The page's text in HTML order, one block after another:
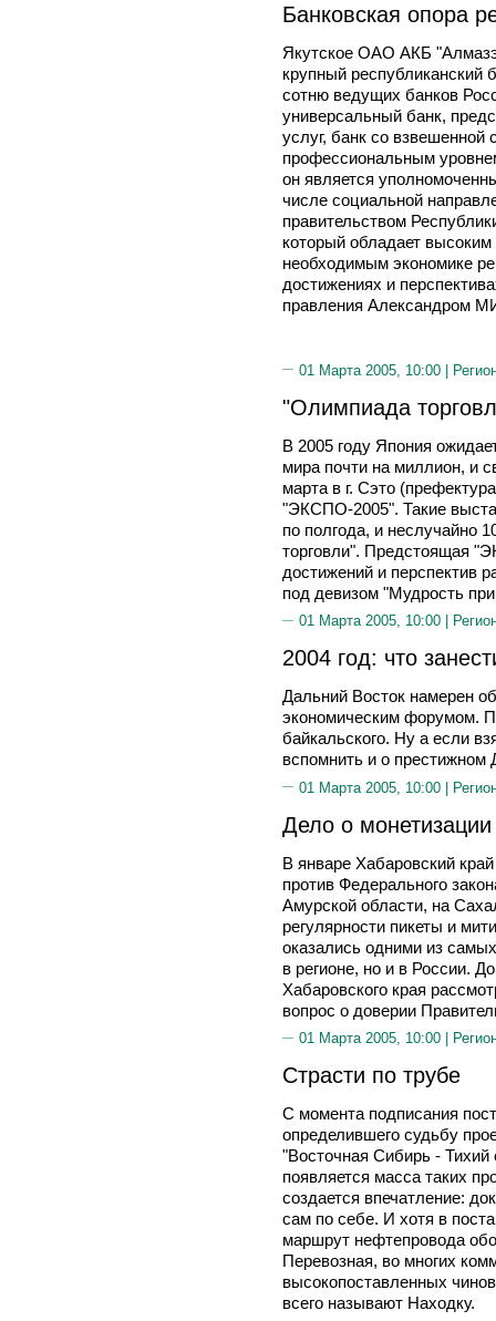
Банковская опора
Якутское ОАО АКБ
крупный республиканский
сотню ведущих банков
универсальный банк,
услуг, банк со взвешенной
профессиональным
он является
числе социальной
правительством
который обладает
необходимым экономике
достижениях и
правления
01 Марта 2005, 10:00 |
"Олимпиада
В 2005 году Япония
мира почти на миллион, и
марта в г. Сэто
"ЭКСПО-2005". Такие
по полгода, и неслучайно
торговли". Предстоящая
достижений и перспектив
под девизом "Мудрость
01 Марта 2005, 10:00 |
2004 год: что
Дальний Восток намерен
экономическим форумом.
байкальского. Ну а если
вспомнить и о престижном
01 Марта 2005, 10:00 |
Дело о
В январе Хабаровский
против Федерального
Амурской области, на
регулярности пикеты и
оказались одними из
в регионе, но и в России.
Хабаровского края
вопрос о доверии
01 Марта 2005, 10:00 |
Страсти по трубе
С момента подписания
определившего судьбу
"Восточная Сибирь -
появляется масса таких
создается впечатление:
сам по себе. И хотя в
маршрут нефтепровода
Перевозная, во многих
высокопоставленных
всего называют Находку.